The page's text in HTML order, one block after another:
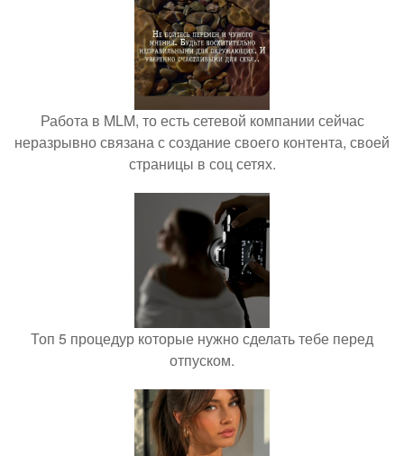
Работа в MLM, то есть сетевой компании сейчас
неразрывно связана с создание своего контента, своей
страницы в соц сетях.
Топ 5 процедур которые нужно сделать тебе перед
отпуском.